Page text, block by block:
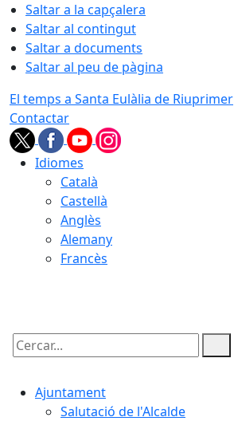
Saltar a la capçalera
Saltar al contingut
Saltar a documents
Saltar al peu de pàgina
El temps a Santa Eulàlia de Riuprimer
Contactar
Idiomes
Català
Castellà
Anglès
Alemany
Francès
Cercar:
Ajuntament
Salutació de l'Alcalde